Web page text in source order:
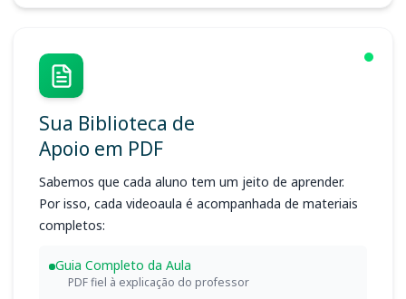
Sua Biblioteca de
Apoio em PDF
Sabemos que cada aluno tem um jeito de aprender.
Por isso, cada videoaula é acompanhada de materiais
completos:
Guia Completo da Aula
PDF fiel à explicação do professor